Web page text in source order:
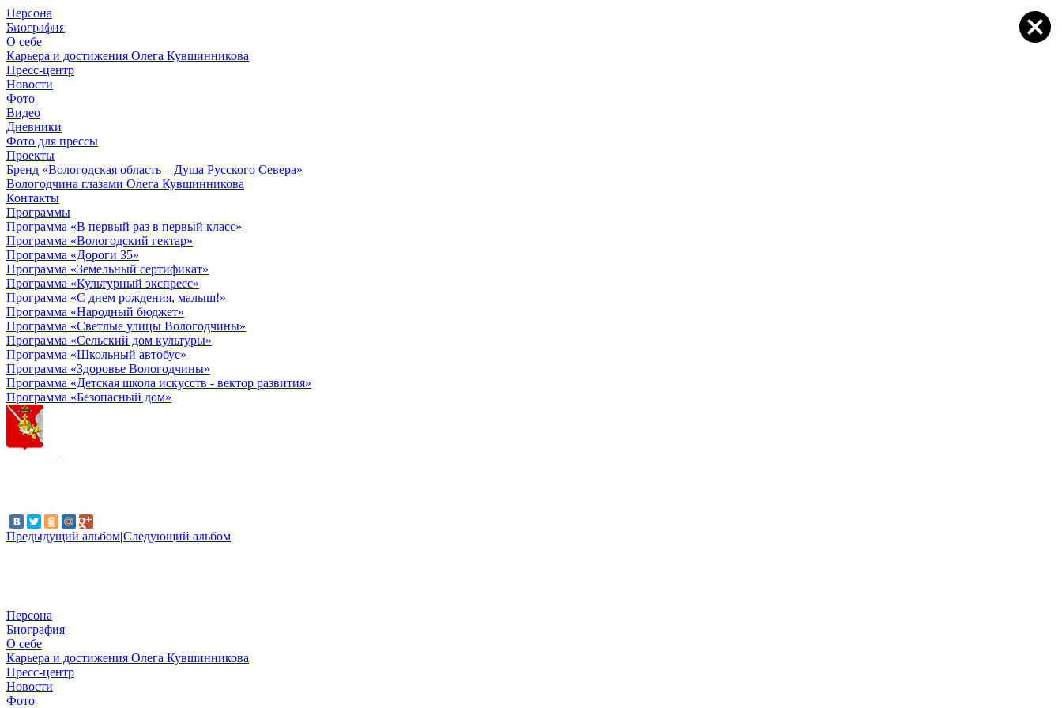
Персона
Биография
О себе
Карьера и достижения Олега Кувшинникова
Пресс-центр
Новости
Фото
Видео
Дневники
Фото для прессы
Проекты
Бренд «Вологодская область – Душа Русского Севера»
Вологодчина глазами Олега Кувшинникова
Контакты
Программы
Программа «В первый раз в первый класс»
Программа «Вологодский гектар»
Программа «Дороги 35»
Программа «Земельный сертификат»
Программа «Культурный экспресс»
Программа «С днем рождения, малыш!»
Программа «Народный бюджет»
Программа «Светлые улицы Вологодчины»
Программа «Сельский дом культуры»
Программа «Школьный автобус»
Программа «Здоровье Вологодчины»
Программа «Детская школа искусств - вектор развития»
Программа «Безопасный дом»
Предыдущий альбом|Следующий альбом
© 2012 - 2023,
КУВШИННИКОВ О.А.
Персона
Биография
О себе
Карьера и достижения Олега Кувшинникова
Пресс-центр
Новости
Фото